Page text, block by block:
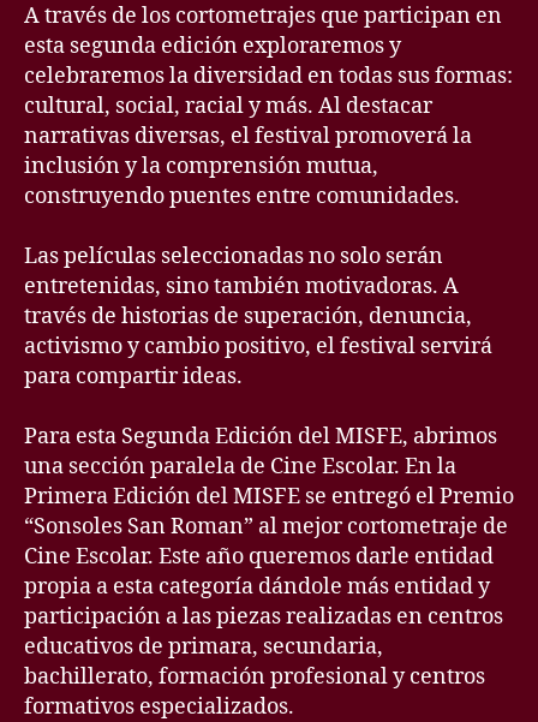
A través de los cortometrajes que participan en
esta segunda edición exploraremos y
celebraremos la diversidad en todas sus formas:
cultural, social, racial y más. Al destacar
narrativas diversas, el festival promoverá la
inclusión y la comprensión mutua,
construyendo puentes entre comunidades.
Las películas seleccionadas no solo serán
entretenidas, sino también motivadoras. A
través de historias de superación, denuncia,
activismo y cambio positivo, el festival servirá
para compartir ideas.
Para esta Segunda Edición del MISFE, abrimos
una sección paralela de Cine Escolar. En la
Primera Edición del MISFE se entregó el Premio
“Sonsoles San Roman” al mejor cortometraje de
Cine Escolar. Este año queremos darle entidad
propia a esta categoría dándole más entidad y
participación a las piezas realizadas en centros
educativos de primara, secundaria,
bachillerato, formación profesional y centros
formativos especializados.